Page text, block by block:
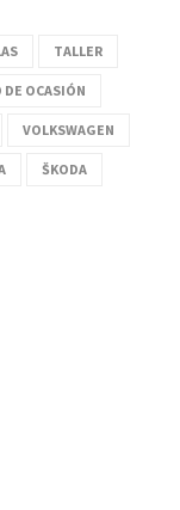
TALLER
DE OCASIÓN
VOLKSWAGEN
ŠKODA